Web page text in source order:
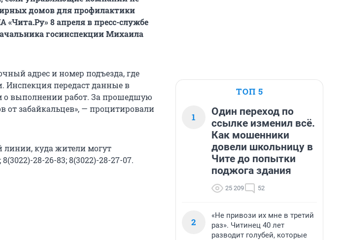
домов для профилактики
8 апреля в пресс-службе
госинспекции Михаила
адрес и номер подъезда, где
Инспекция передаст данные в
выполнении работ. За прошедшую
от забайкальцев», — процитировали
линии, куда жители могут
28-26-83; 8(3022)-28-27-07.
ТОП 5
1
Один переход по
ссылке изменил всё.
Как мошенники
довели школьницу в
Чите до попытки
поджога здания
25 209 52
2
«Не привози их мне в третий
раз». Читинец 40 лет
разводит голубей, которые